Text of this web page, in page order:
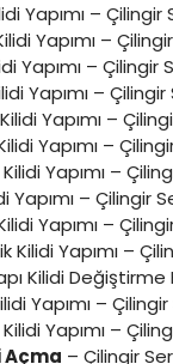
Yapımı –
Yapımı –
Yapımı –
Yapımı –
Yapımı –
Yapımı –
Yapımı –
Yapımı – Çilingir
Yapımı –
Kilidi Yapımı –
Kilidi
Yapımı –
Yapımı –
Açma – Çilingir